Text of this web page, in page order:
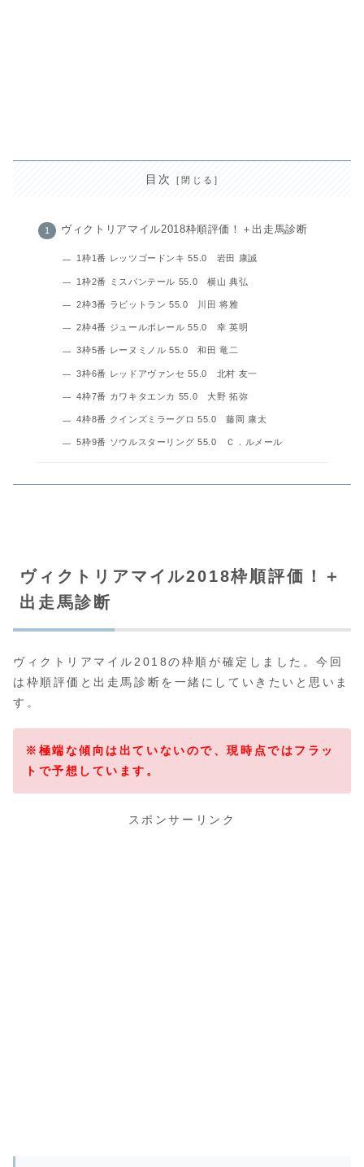
目次
ヴィクトリアマイル2018枠順評価！＋出走馬診断
1枠1番 レッツゴードンキ 55.0 岩田 康誠
1枠2番 ミスパンテール 55.0 横山 典弘
2枠3番 ラビットラン 55.0 川田 将雅
2枠4番 ジュールポレール 55.0 幸 英明
3枠5番 レーヌミノル 55.0 和田 竜二
3枠6番 レッドアヴァンセ 55.0 北村 友一
4枠7番 カワキタエンカ 55.0 大野 拓弥
4枠8番 クインズミラーグロ 55.0 藤岡 康太
5枠9番 ソウルスターリング 55.0 Ｃ．ルメール
ヴィクトリアマイル2018枠順評価！＋
出走馬診断
ヴィクトリアマイル2018の枠順が確定しました。今回
は枠順評価と出走馬診断を一緒にしていきたいと思いま
す。
※極端な傾向は出ていないので、現時点ではフラッ
トで予想しています。
スポンサーリンク